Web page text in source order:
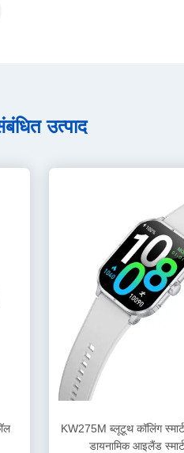
उत्पाद
KW275M ब्लूटूथ कॉलिंग
डायनामिक आइलैंड